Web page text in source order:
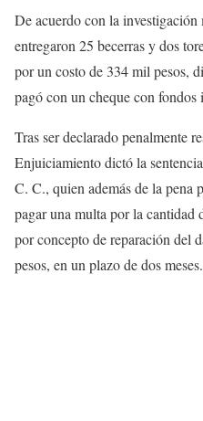
De acuerdo con la
entregaron 25 becerras y dos
por un costo de 334 mil pesos,
pagó con un cheque con fondos
Tras ser declarado penalmente
Enjuiciamiento dictó la
C. C., quien además de la pena
pagar una multa por la cantidad
por concepto de reparación del
pesos, en un plazo de dos meses.